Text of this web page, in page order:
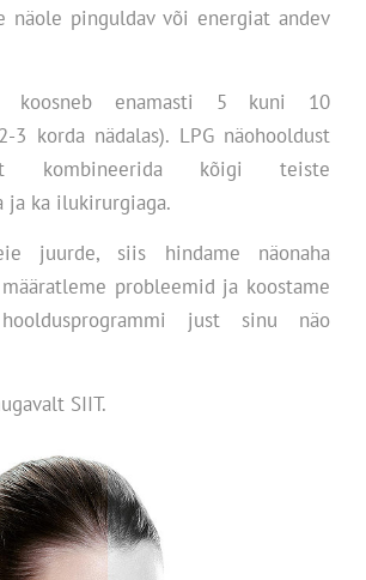
näole pinguldav või energiat andev
koosneb enamasti 5 kuni 10
3 korda nädalas). LPG näohooldust
kombineerida kõigi teiste
ja ka ilukirurgiaga.
juurde, siis hindame näonaha
probleemid ja koostame
just sinu näo
SIIT.